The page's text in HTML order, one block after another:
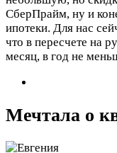
СберПрайм, ну и
ипотеки. Для нас
что в пересчете на
месяц, в год не
Мечтала о